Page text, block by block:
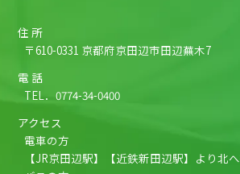
住 所
〒610-0331 京都府京田辺市田辺蕪木7
電 話
TEL．0774-34-0400
アクセス
電車の方
【JR京田辺駅】【近鉄新田辺駅】より北